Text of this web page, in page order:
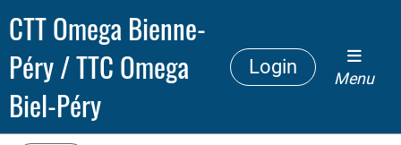
CTT Omega Bienne-
Péry / TTC Omega
Biel-Péry
Login
Menu